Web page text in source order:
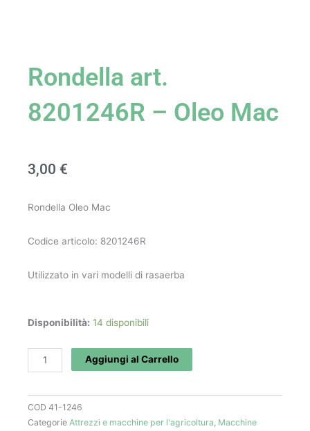
Rondella art.
8201246R – Oleo Mac
3,00 €
Rondella Oleo Mac
Codice articolo: 8201246R
Utilizzato in vari modelli di rasaerba
Disponibilità: 14 disponibili
Rondella
8201246R
-
Mac
quantità
Aggiungi al Carrello
COD 41-1246
Categorie Attrezzi e macchine per l'agricoltura, Macchine